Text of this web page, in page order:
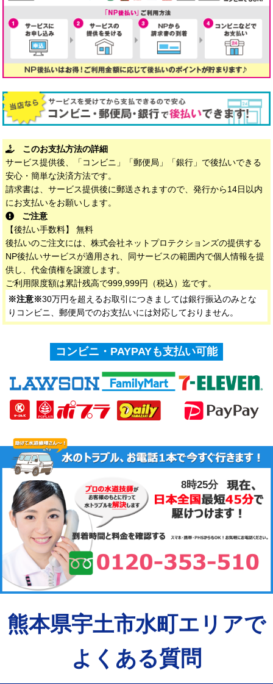
このお支払方法の詳細
サービス提供後、「コンビニ」「郵便局」「銀行」で後払いできる
安心・簡単な決済方法です。
請求書は、サービス提供後に郵送されますので、発行から14日以内
にお支払いをお願いします。
ご注意
【後払い手数料】 無料
後払いのご注文には、株式会社ネットプロテクションズの提供する
NP後払いサービスが適用され、同サービスの範囲内で個人情報を提
供し、代金債権を譲渡します。
ご利用限度額は累計残高で999,999円（税込）迄です。
※注意※30万円を超えるお取引につきましては銀行振込のみとな
りコンビニ、郵便局でのお支払いには対応しておりません。
コンビニ・PAYPAYも支払い可能
8時25分
熊本県宇土市水町エリアで
よくある質問